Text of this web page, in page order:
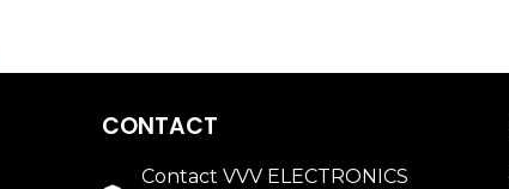
CONTACT
Contact VVV ELECTRONICS